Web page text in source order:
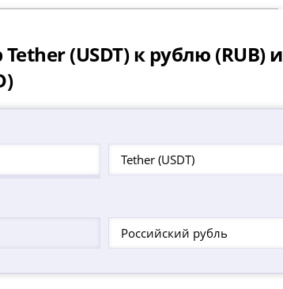
(USDT) к рублю (RUB) и
Tether (USDT)
Российский рубль